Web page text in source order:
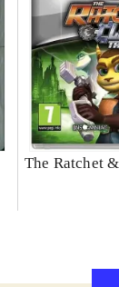
The Ratchet